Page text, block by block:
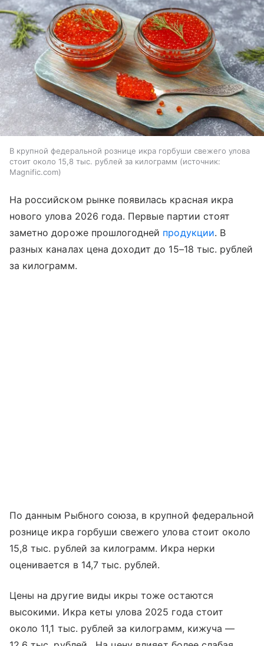
В крупной федеральной рознице икра горбуши свежего улова
стоит около 15,8 тыс. рублей за килограмм
источник:
Magnific.com
На российском рынке появилась красная икра
нового улова 2026 года. Первые партии стоят
заметно дороже прошлогодней продукции. В
разных каналах цена доходит до 15–18 тыс. рублей
за килограмм.
По данным Рыбного союза, в крупной федеральной
рознице икра горбуши свежего улова стоит около
15,8 тыс. рублей за килограмм. Икра нерки
оценивается в 14,7 тыс. рублей.
Цены на другие виды икры тоже остаются
высокими. Икра кеты улова 2025 года стоит
около 11,1 тыс. рублей за килограмм, кижуча —